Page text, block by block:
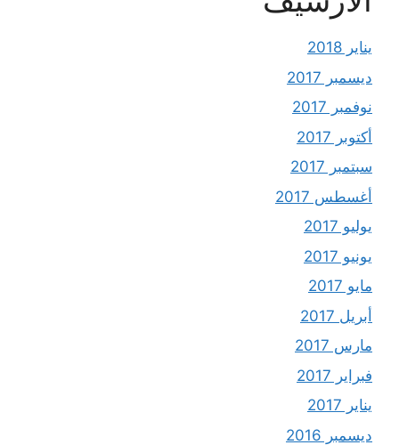
يناير 2018
ديسمبر 2017
نوفمبر 2017
أكتوبر 2017
سبتمبر 2017
أغسطس 2017
يوليو 2017
يونيو 2017
مايو 2017
أبريل 2017
مارس 2017
فبراير 2017
يناير 2017
ديسمبر 2016